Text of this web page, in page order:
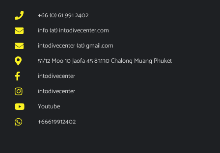
+66 (0) 61 991 2402
info (at) intodivecenter.com
intodivecenter (at) gmail.com
51/12 Moo 10 Jaofa 45 83130 Chalong Muang Phuket
intodivecenter
intodivecenter
Youtube
+66619912402